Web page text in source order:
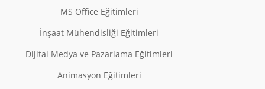
MS Office Eğitimleri
İnşaat Mühendisliği Eğitimleri
Dijital Medya ve Pazarlama Eğitimleri
Animasyon Eğitimleri